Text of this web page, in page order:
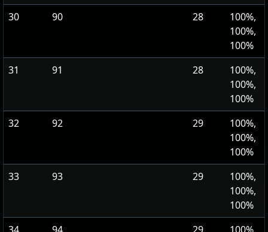
30
90 28
100%,
100%,
100%
31
91 28
100%,
100%,
100%
32
92 29
100%,
100%,
100%
33
93 29
100%,
100%,
100%